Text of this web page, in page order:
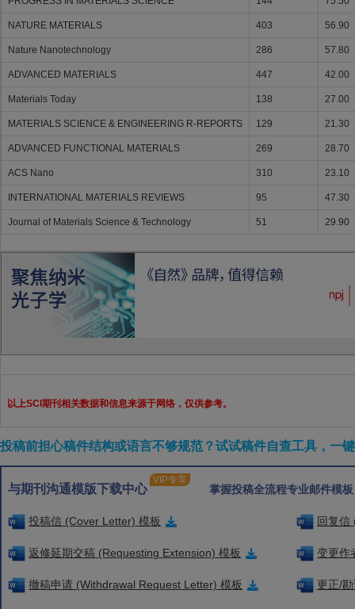
NATURE MATERIALS 403 56.90
Nature Nanotechnology 286 57.80
ADVANCED MATERIALS 447 42.00
Materials Today 138 27.00
MATERIALS SCIENCE & ENGINEERING R-REPORTS 129 21.30
ADVANCED FUNCTIONAL MATERIALS 269 28.70
ACS Nano 310 23.10
INTERNATIONAL MATERIALS REVIEWS 95 47.30
Journal of Materials Science & Technology 51 29.90
以上SCI期刊相关数据和信息来源于网络，仅供参考。
投稿前担心稿件结构或语言不够规范？试试稿件自查工具，一
与期刊沟通模版下载中心
VIP专享
掌握投稿全流程专业邮件模
投稿信 (Cover Letter) 模板 回复信
返修延期交稿 (Requesting Extension) 模板 变更作
撤稿申请 (Withdrawal Request Letter) 模板 更正/